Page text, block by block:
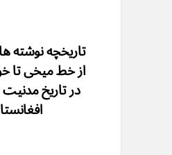
تاریخچه نوشته
از خط میخی تا
در تاريخ